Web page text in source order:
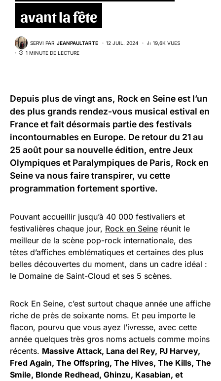
avant la fête
SERVI PAR JEANPAULTARTE 12 JUIL. 2024
19,6K VUES
1 MINUTE DE LECTURE
Depuis plus de vingt ans, Rock en Seineest l’un
des plus grands rendez-vous musical estival en
France et fait désormais partie des festivals
incontournables en Europe. De retour du 21 au
25 août pour sa nouvelle édition, entre Jeux
Olympiques et Paralympiques de Paris, Rock en
Seine va nous faire transpirer, vu cette
programmation fortement sportive.
Pouvant accueillir jusqu’à 40 000 festivaliers et
festivalières chaque jour, Rock en Seine réunit le
meilleur de la scène pop-rock internationale, des
têtes d’affiches emblématiques et certaines des plus
belles découvertes du moment, dans un cadre idéal :
le Domaine de Saint-Cloud et ses 5 scènes.
Rock En Seine, c’est surtout chaque année une affiche
riche de près de soixante noms. Et peu importe le
flacon, pourvu que vous ayez l’ivresse, avec cette
année quelques très gros noms actuels comme moins
récents. Massive Attack, Lana del Rey, PJ Harvey,
Fred Again, The Offspring, The Hives, The Kills, The
Smile, Blonde Redhead, Ghinzu, Kasabian, et